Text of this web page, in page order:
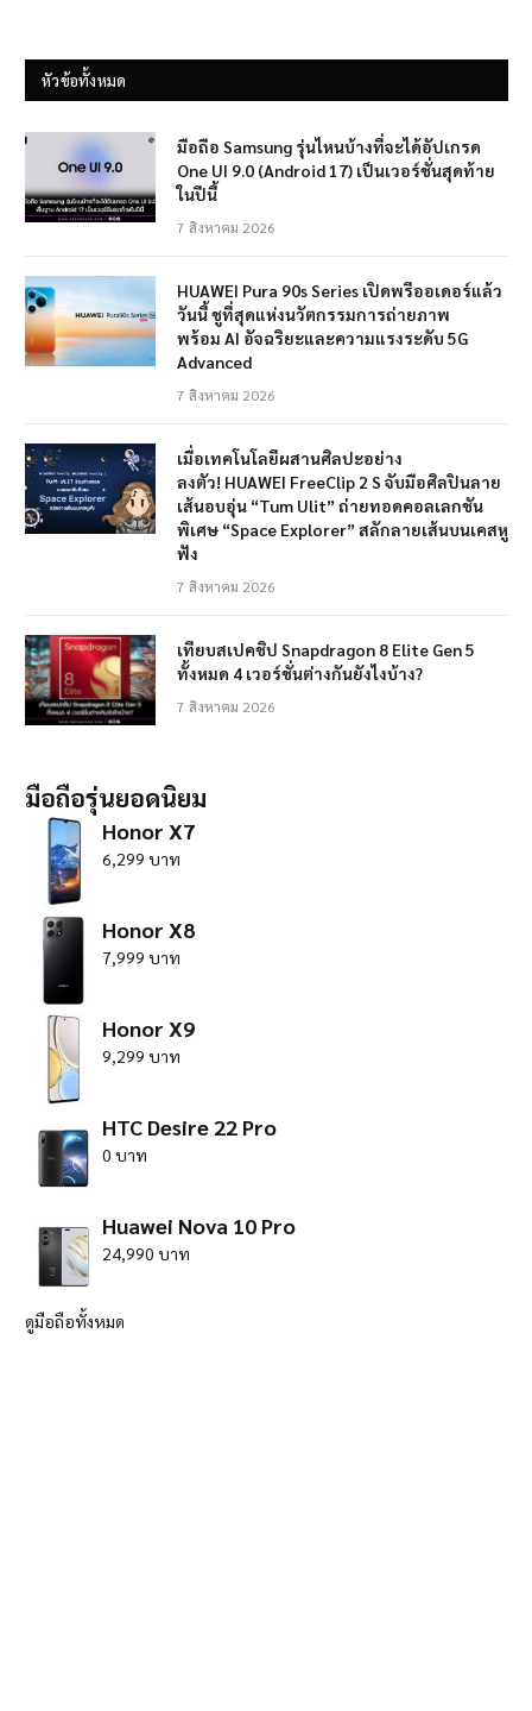
หัวข้อทั้งหมด
มือถือ Samsung รุ่นไหนบ้างที่จะได้อัปเกรด
One UI 9.0 (Android 17) เป็นเวอร์ชั่นสุดท้าย
ในปีนี้
7 สิงหาคม 2026
HUAWEI Pura 90s Series เปิดพรีออเดอร์แล้ว
วันนี้ ชูที่สุดแห่งนวัตกรรมการถ่ายภาพ
พร้อม AI อัจฉริยะและความแรงระดับ 5G
Advanced
7 สิงหาคม 2026
เมื่อเทคโนโลยีผสานศิลปะอย่าง
ลงตัว! HUAWEI FreeClip 2 S จับมือศิลปินลาย
เส้นอบอุ่น “Tum Ulit” ถ่ายทอดคอลเลกชัน
พิเศษ “Space Explorer” สลักลายเส้นบนเคสหู
ฟัง
7 สิงหาคม 2026
เทียบสเปคชิป Snapdragon 8 Elite Gen 5
ทั้งหมด 4 เวอร์ชั่นต่างกันยังไงบ้าง?
7 สิงหาคม 2026
มือถือรุ่นยอดนิยม
Honor X7
6,299 บาท
Honor X8
7,999 บาท
Honor X9
9,299 บาท
HTC Desire 22 Pro
0 บาท
Huawei Nova 10 Pro
24,990 บาท
ดูมือถือทั้งหมด